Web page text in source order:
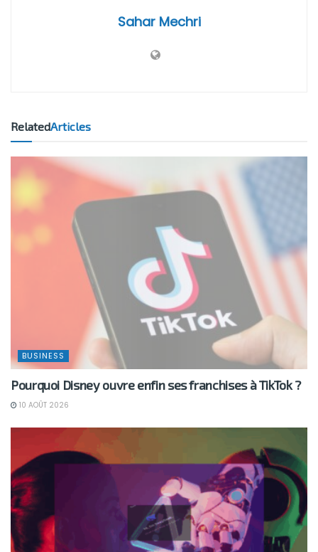
Sahar Mechri
RelatedArticles
BUSINESS
Pourquoi Disney ouvre enfin ses franchises à TikTok ?
10 AOÛT 2026